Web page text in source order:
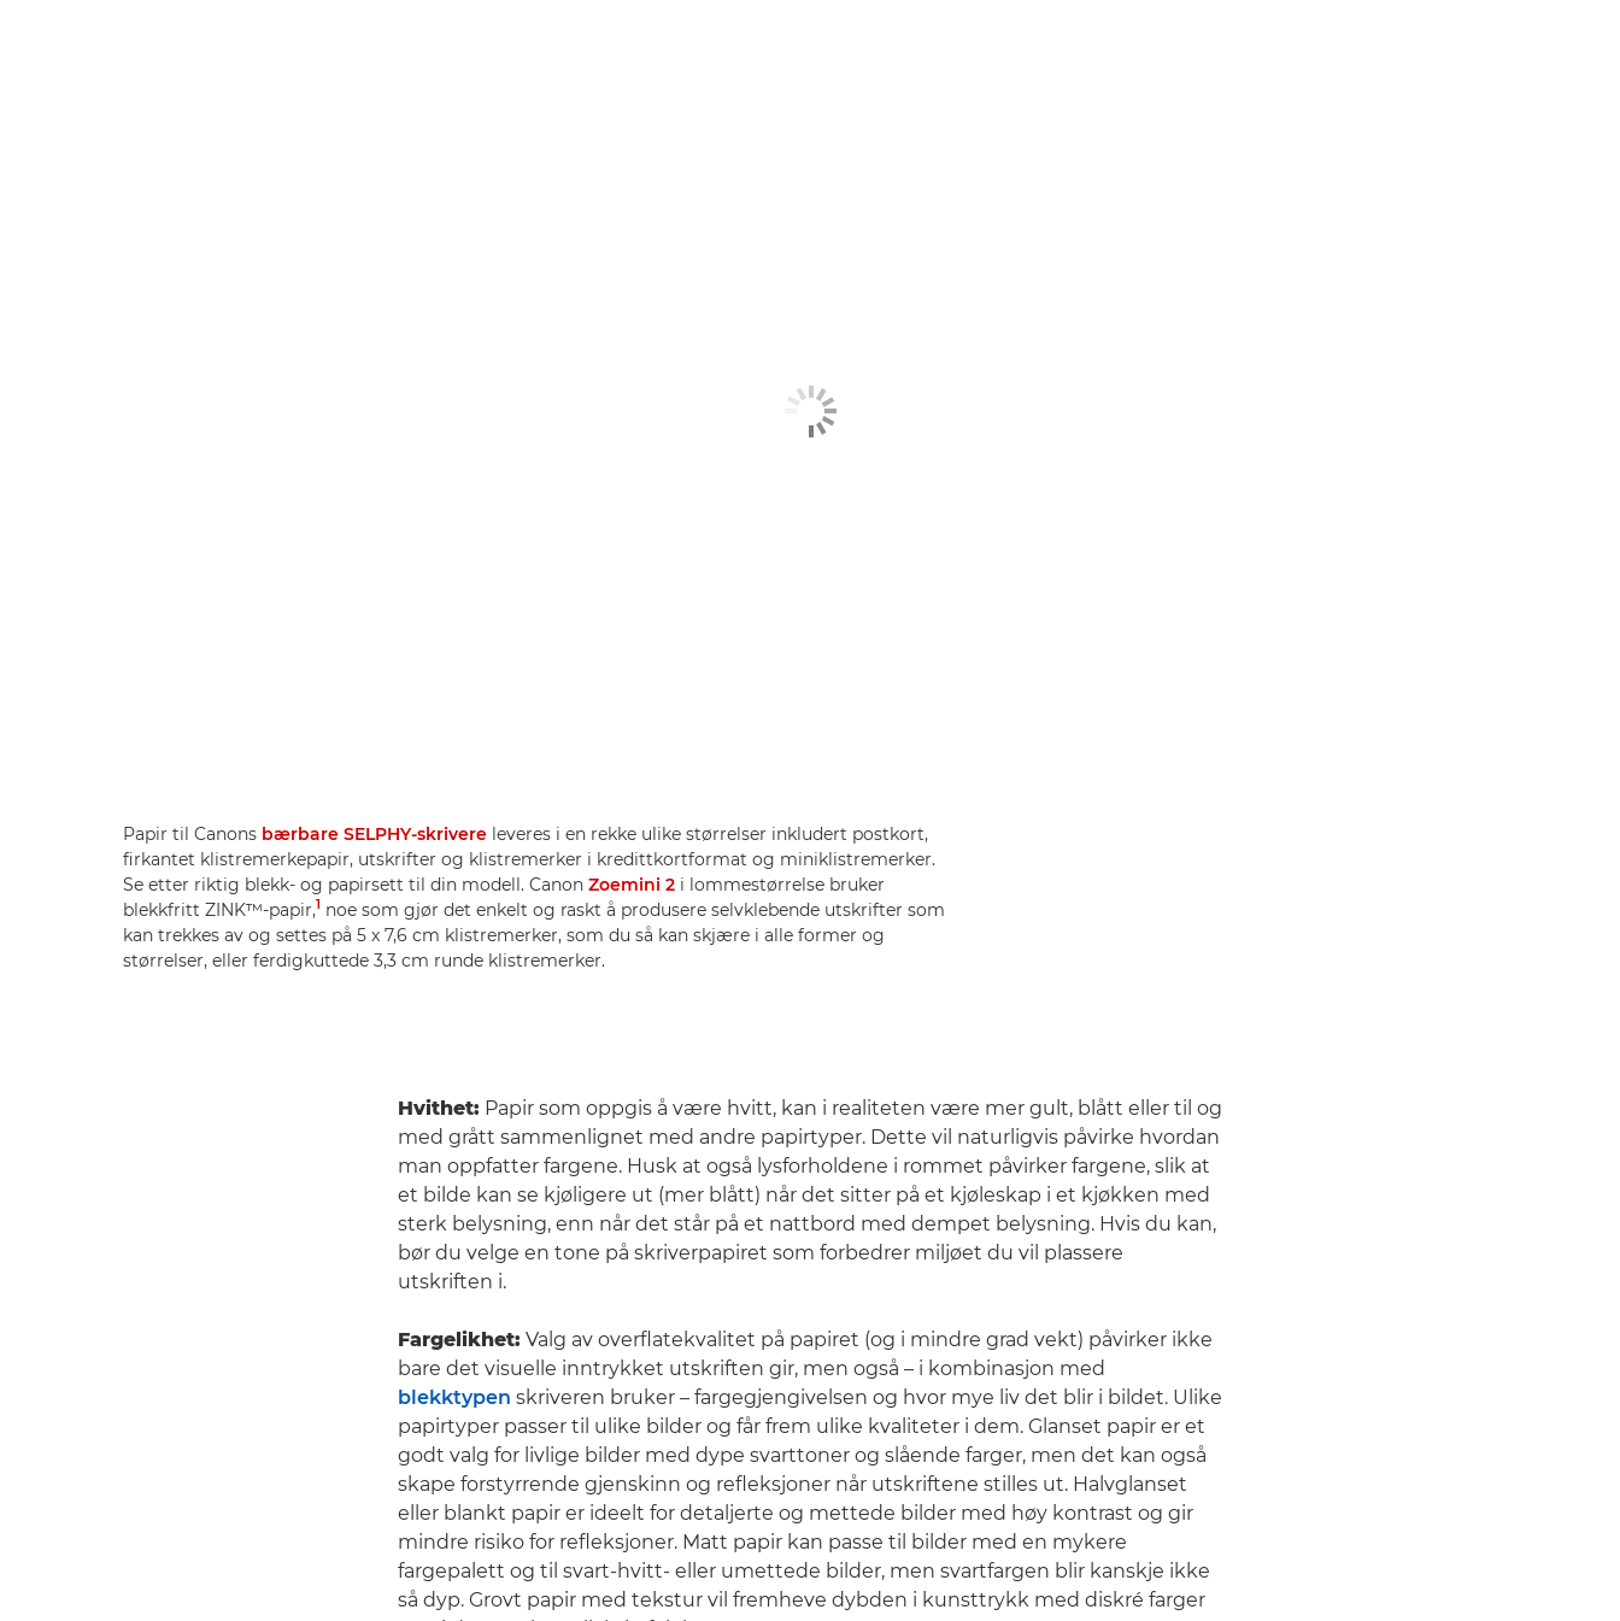
Papir til Canons bærbare SELPHY-skrivere leveres i en rekke ulike størrelser inkludert postkort,
firkantet klistremerkepapir, utskrifter og klistremerker i kredittkortformat og miniklistremerker.
Se etter riktig blekk- og papirsett til din modell. Canon Zoemini 2 i lommestørrelse bruker
blekkfritt ZINK™-papir,1 noe som gjør det enkelt og raskt å produsere selvklebende utskrifter som
kan trekkes av og settes på 5 x 7,6 cm klistremerker, som du så kan skjære i alle former og
størrelser, eller ferdigkuttede 3,3 cm runde klistremerker.
Hvithet: Papir som oppgis å være hvitt, kan i realiteten være mer gult, blått eller til og
med grått sammenlignet med andre papirtyper. Dette vil naturligvis påvirke hvordan
man oppfatter fargene. Husk at også lysforholdene i rommet påvirker fargene, slik at
et bilde kan se kjøligere ut (mer blått) når det sitter på et kjøleskap i et kjøkken med
sterk belysning, enn når det står på et nattbord med dempet belysning. Hvis du kan,
bør du velge en tone på skriverpapiret som forbedrer miljøet du vil plassere
utskriften i.
Fargelikhet: Valg av overflatekvalitet på papiret (og i mindre grad vekt) påvirker ikke
bare det visuelle inntrykket utskriften gir, men også – i kombinasjon med
blekktypen skriveren bruker – fargegjengivelsen og hvor mye liv det blir i bildet. Ulike
papirtyper passer til ulike bilder og får frem ulike kvaliteter i dem. Glanset papir er et
godt valg for livlige bilder med dype svarttoner og slående farger, men det kan også
skape forstyrrende gjenskinn og refleksjoner når utskriftene stilles ut. Halvglanset
eller blankt papir er ideelt for detaljerte og mettede bilder med høy kontrast og gir
mindre risiko for refleksjoner. Matt papir kan passe til bilder med en mykere
fargepalett og til svart-hvitt- eller umettede bilder, men svartfargen blir kanskje ikke
så dyp. Grovt papir med tekstur vil fremheve dybden i kunsttrykk med diskré farger